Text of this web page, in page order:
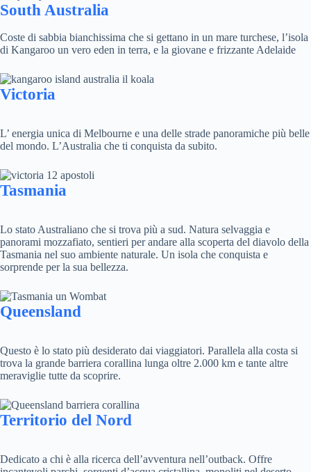
South Australia
Coste di sabbia bianchissima che si gettano in un mare turchese, l’isola
di Kangaroo un vero eden in terra, e la giovane e frizzante Adelaide
Victoria
L’ energia unica di Melbourne e una delle strade panoramiche più belle
del mondo. L’Australia che ti conquista da subito.
Tasmania
Lo stato Australiano che si trova più a sud. Natura selvaggia e
panorami mozzafiato, sentieri per andare alla scoperta del diavolo della
Tasmania nel suo ambiente naturale. Un isola che conquista e
sorprende per la sua bellezza.
Queensland
Questo è lo stato più desiderato dai viaggiatori. Parallela alla costa si
trova la grande barriera corallina lunga oltre 2.000 km e tante altre
meraviglie tutte da scoprire.
Territorio del Nord
Dedicato a chi è alla ricerca dell’avventura nell’outback. Offre